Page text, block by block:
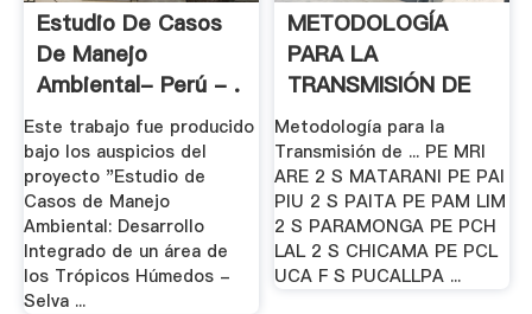
Estudio De Casos
De Manejo
Ambiental- Perú - .
Este trabajo fue producido
bajo los auspicios del
proyecto "Estudio de
Casos de Manejo
Ambiental: Desarrollo
Integrado de un área de
los Trópicos Húmedos -
Selva ...
METODOLOGÍA
PARA LA
TRANSMISIÓN DE
DATOS .
Metodología para la
Transmisión de ... PE MRI
ARE 2 S MATARANI PE PAI
PIU 2 S PAITA PE PAM LIM
2 S PARAMONGA PE PCH
LAL 2 S CHICAMA PE PCL
UCA F S PUCALLPA ...